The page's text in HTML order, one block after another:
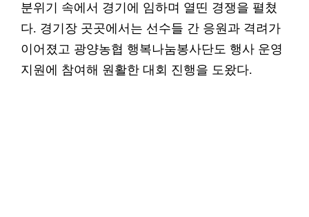
분위기 속에서 경기에 임하며 열띤 경쟁을 펼쳤
다. 경기장 곳곳에서는 선수들 간 응원과 격려가
이어졌고 광양농협 행복나눔봉사단도 행사 운영
지원에 참여해 원활한 대회 진행을 도왔다.